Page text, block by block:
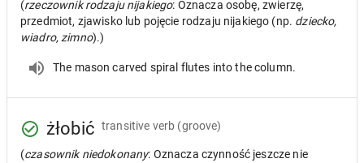
(rzeczownik rodzaju nijakiego: Oznacza osobę, zwierzę,
przedmiot, zjawisko lub pojęcie rodzaju nijakiego (np. dziecko,
wiadro, zimno).)
The mason carved spiral flutes into the column.
żłobić transitive verb (groove)
(czasownik niedokonany: Oznacza czynność jeszcze nie